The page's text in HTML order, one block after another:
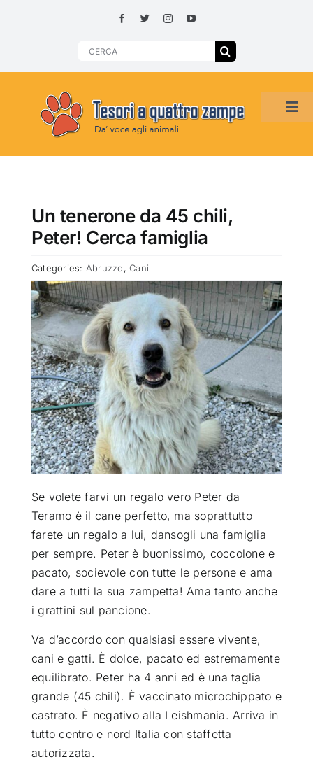
Search
HOME
ADOTTATI O RITROVATI
ATTUALITÀ
VIDEO
CHI SIAMO
SEMPRE CON ME
Un tenerone da 45 chili,
Peter! Cerca famiglia
Categories: Abruzzo,Cani
Se volete farvi un regalo vero Peter da
Teramo è il cane perfetto, ma soprattutto
farete un regalo a lui, dansogli una famiglia
per sempre. Peter è buonissimo, coccolone e
pacato, socievole con tutte le persone e ama
dare a tutti la sua zampetta! Ama tanto anche
i grattini sul pancione.
Va d’accordo con qualsiasi essere vivente,
cani e gatti. È dolce, pacato ed estremamente
equilibrato. Peter ha 4 anni ed è una taglia
grande (45 chili). È vaccinato microchippato e
castrato. È negativo alla Leishmania. Arriva in
tutto centro e nord Italia con staffetta
autorizzata.